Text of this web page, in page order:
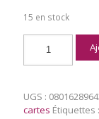
15 en stock
100
Cartes
61
UGS :
cartes Étiquettes :